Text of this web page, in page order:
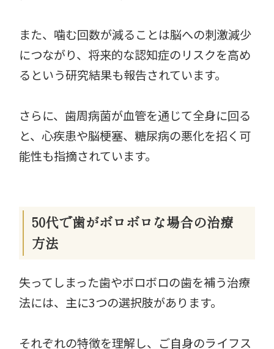
また、噛む回数が減ることは脳への刺激減少
につながり、将来的な認知症のリスクを高め
るという研究結果も報告されています。
さらに、歯周病菌が血管を通じて全身に回る
と、心疾患や脳梗塞、糖尿病の悪化を招く可
能性も指摘されています。
50代で歯がボロボロな場合の治療
方法
失ってしまった歯やボロボロの歯を補う治療
法には、主に3つの選択肢があります。
それぞれの特徴を理解し、ご自身のライフス